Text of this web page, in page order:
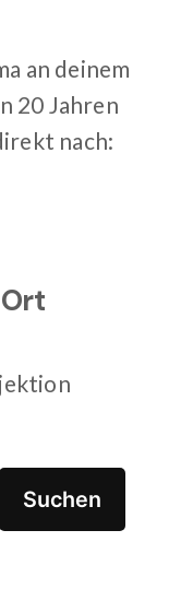
an deinem
20 Jahren
nach:
Suchen